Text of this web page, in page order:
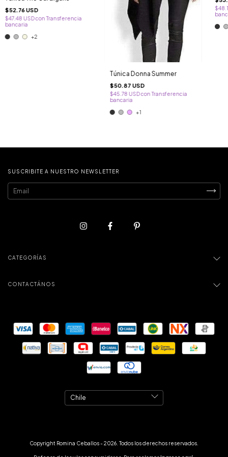
$52.76 USD
$47.48 USDcon Transferencia
bancaria
+2
Túnica Donna Summer
$50.87 USD
$45.78 USDcon Transferencia
bancaria
+1
SUSCRIBITE A NUESTRO NEWSLETTER
CATEGORÍAS
CONTACTÁNOS
Copyright Romina Ceballos - 2026. Todos los derechos reservados.